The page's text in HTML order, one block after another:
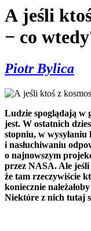
A jeśli
− co
Piotr Bylica
Ludzie spoglądają w
jest. W ostatnich
stopniu, w
i nasłuchiwaniu
o najnowszym
przez NASA. Ale
że tam rzeczywiście
koniecznie
Niektóre z nich tutaj